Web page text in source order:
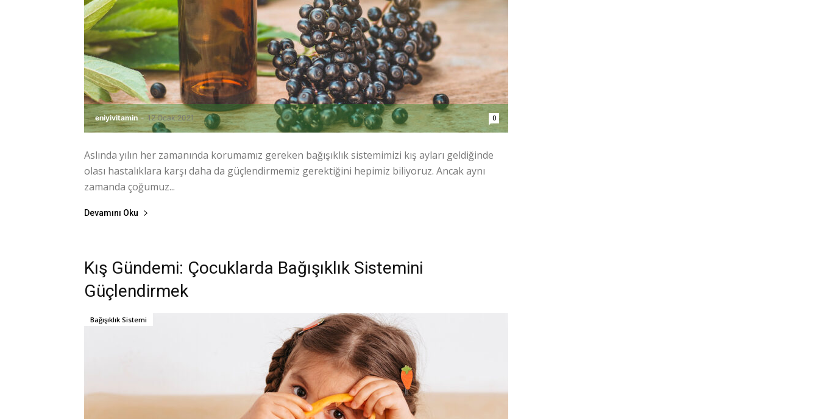
eniyivitamin - 12 Ocak 2021 0
Aslında yılın her zamanında korumamız gereken bağışıklık sistemimizi kış ayları geldiğinde
olası hastalıklara karşı daha da güçlendirmemiz gerektiğini hepimiz biliyoruz. Ancak aynı
zamanda çoğumuz...
Devamını Oku
Kış Gündemi: Çocuklarda Bağışıklık Sistemini
Güçlendirmek
Bağışıklık Sistemi